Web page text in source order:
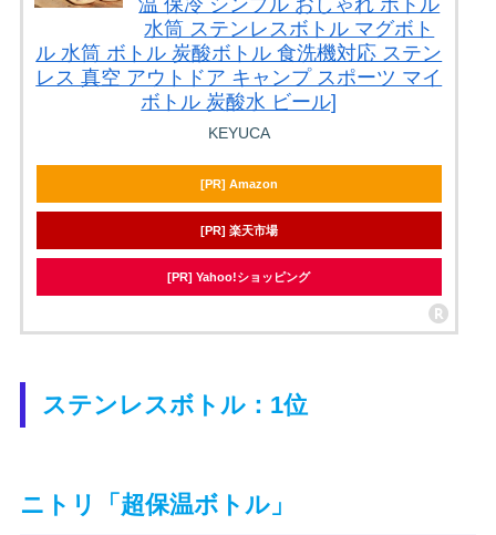
温 保冷 シンプル おしゃれ ボトル
水筒 ステンレスボトル マグボト
ル 水筒 ボトル 炭酸ボトル 食洗機対応 ステン
レス 真空 アウトドア キャンプ スポーツ マイ
ボトル 炭酸水 ビール]
KEYUCA
[PR] Amazon
[PR] 楽天市場
[PR] Yahoo!ショッピング
ステンレスボトル：1位
ニトリ「超保温ボトル」